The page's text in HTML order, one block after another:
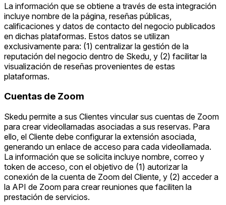
La información que se obtiene a través de esta integración
incluye nombre de la página, reseñas públicas,
calificaciones y datos de contacto del negocio publicados
en dichas plataformas. Estos datos se utilizan
exclusivamente para: (1) centralizar la gestión de la
reputación del negocio dentro de Skedu, y (2) facilitar la
visualización de reseñas provenientes de estas
plataformas.
Cuentas de Zoom
Skedu permite a sus Clientes vincular sus cuentas de Zoom
para crear videollamadas asociadas a sus reservas. Para
ello, el Cliente debe configurar la extensión asociada,
generando un enlace de acceso para cada videollamada.
La información que se solicita incluye nombre, correo y
token de acceso, con el objetivo de (1) autorizar la
conexión de la cuenta de Zoom del Cliente, y (2) acceder a
la API de Zoom para crear reuniones que faciliten la
prestación de servicios.